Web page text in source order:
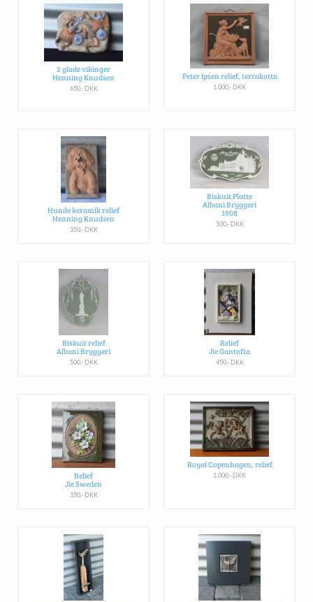
2 glade vikinger
Henning Knudsen
650,- DKK
Peter Ipsen relief, terrakotta
1.000,- DKK
Hunde keramik relief
Henning Knudsen
350,- DKK
Biskuit Platte
Albani Bryggeri
1908
500,- DKK
Biskuit relief
Albani Bryggeri
500,- DKK
Relief
Jie Gantofta
450,- DKK
Relief
Jie Sweden
350,- DKK
Royal Copenhagen, relief
1.000,- DKK